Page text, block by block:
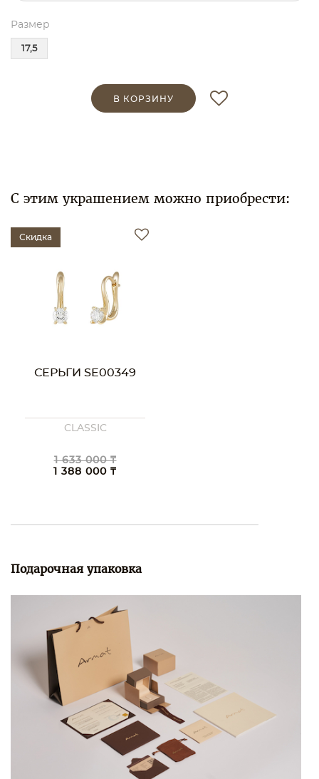
Размер
17,5
В КОРЗИНУ
С этим украшением можно приобрести:
Скидка
СЕРЬГИ SE00349
CLASSIC
1 633 000 ₸
1 388 000 ₸
Подарочная упаковка